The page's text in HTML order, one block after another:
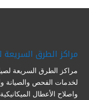
مراكز الطرق السريعة
مراكز الطرق السريعة
لخدمات الفحص والصيانة
واصلاح الأعطال